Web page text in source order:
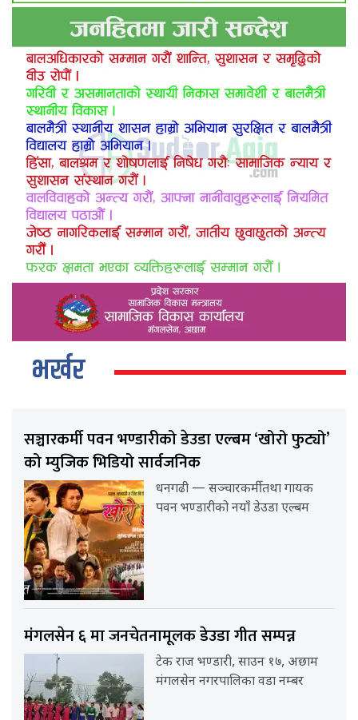
भर्खर
सञ्चारकर्मी पवन भण्डारीको डेउडा एल्बम ‘खोरो फुट्यो’
को म्युजिक भिडियो सार्वजनिक
धनगढी — सञ्चारकर्मी तथा गायक
पवन भण्डारीको नयाँ डेउडा एल्बम
मंगलसेन ६ मा जनचेतनामूलक डेउडा गीत सम्पन्न
टेक राज भण्डारी, साउन १७, अछाम
मंगलसेन नगरपालिका वडा नम्बर